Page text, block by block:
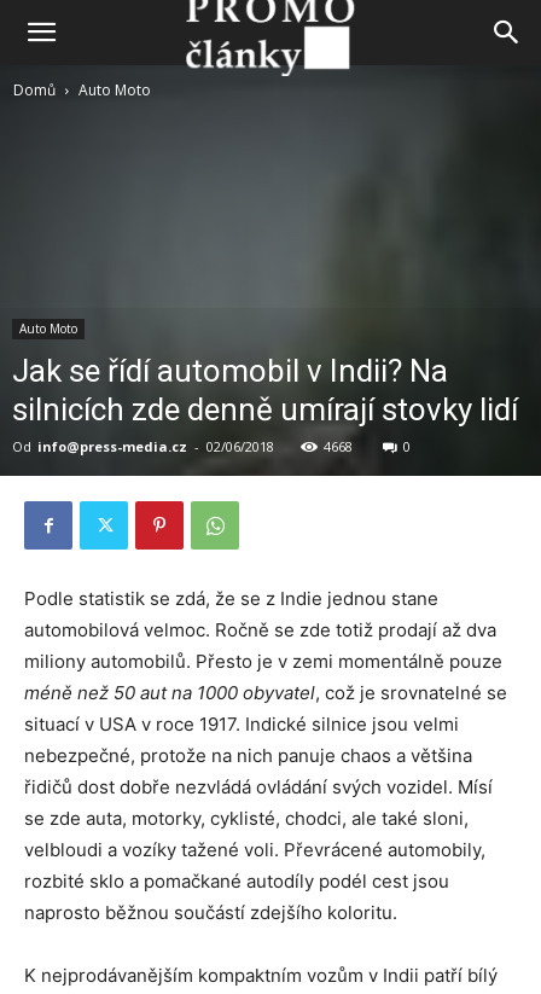
Domů Auto Moto
Auto Moto
Jak se řídí automobil v Indii? Na
silnicích zde denně umírají stovky lidí
Od info@press-media.cz - 02/06/2018 4668 0
Podle statistik se zdá, že se z Indie jednou stane
automobilová velmoc. Ročně se zde totiž prodají až dva
miliony automobilů. Přesto je v zemi momentálně pouze
méně než 50 aut na 1000 obyvatel, což je srovnatelné se
situací v USA v roce 1917. Indické silnice jsou velmi
nebezpečné, protože na nich panuje chaos a většina
řidičů dost dobře nezvládá ovládání svých vozidel. Mísí
se zde auta, motorky, cyklisté, chodci, ale také sloni,
velbloudi a vozíky tažené voli. Převrácené automobily,
rozbité sklo a pomačkané autodíly podél cest jsou
naprosto běžnou součástí zdejšího koloritu.
K nejprodávanějším kompaktním vozům v Indii patří bílý